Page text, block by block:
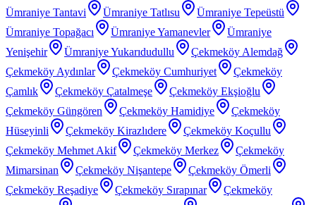
Ümraniye Tantavi
Ümraniye Tatlısu
Ümraniye Tepeüstü
Ümraniye Topağacı
Ümraniye Yamanevler
Ümraniye
Yenişehir
Ümraniye Yukarıdudullu
Çekmeköy Alemdağ
Çekmeköy Aydınlar
Çekmeköy Cumhuriyet
Çekmeköy
Çamlık
Çekmeköy Çatalmeşe
Çekmeköy Ekşioğlu
Çekmeköy Güngören
Çekmeköy Hamidiye
Çekmeköy
Hüseyinli
Çekmeköy Kirazlıdere
Çekmeköy Koçullu
Çekmeköy Mehmet Akif
Çekmeköy Merkez
Çekmeköy
Mimarsinan
Çekmeköy Nişantepe
Çekmeköy Ömerli
Çekmeköy Reşadiye
Çekmeköy Sırapınar
Çekmeköy